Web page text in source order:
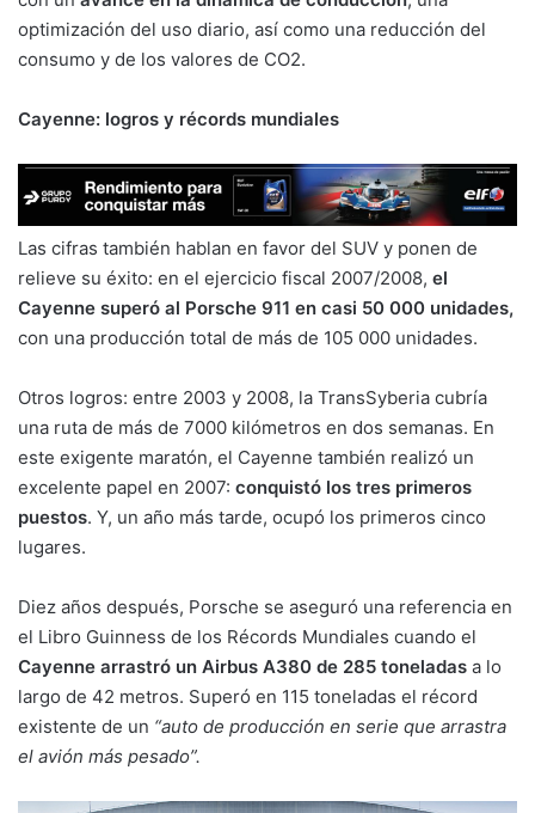
optimización del uso diario, así como una reducción del
consumo y de los valores de CO2.
Cayenne: logros y récords mundiales
Las cifras también hablan en favor del SUV y ponen de
relieve su éxito: en el ejercicio fiscal 2007/2008, el
Cayenne superó al Porsche 911 en casi 50 000 unidades,
con una producción total de más de 105 000 unidades.
Otros logros: entre 2003 y 2008, la TransSyberia cubría
una ruta de más de 7000 kilómetros en dos semanas. En
este exigente maratón, el Cayenne también realizó un
excelente papel en 2007: conquistó los tres primeros
puestos. Y, un año más tarde, ocupó los primeros cinco
lugares.
Diez años después, Porsche se aseguró una referencia en
el Libro Guinness de los Récords Mundiales cuando el
Cayenne arrastró un Airbus A380 de 285 toneladas a lo
largo de 42 metros. Superó en 115 toneladas el récord
existente de un “auto de producción en serie que arrastra
el avión más pesado”.